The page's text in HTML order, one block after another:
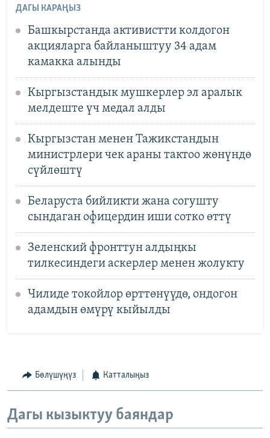
ДАГЫ КАРАҢЫЗ
Башкырстанда активистти колдогон
акцияларга байланыштуу 34 адам
камакка алынды
Кыргызстандык мушкерлер эл аралык
мелдеште үч медал алды
Кыргызстан менен Тажикстандын
министрлери чек араны тактоо жөнүндө
сүйлөштү
Беларуста бийликти жана согушту
сындаган офицердин иши сотко өттү
Зеленский фронттун алдыңкы
тилкесиндеги аскерлер менен жолукту
Чилиде токойлор өрттөнүүдө, ондогон
адамдын өмүрү кыйылды
Бөлүшүңүз Катталыңыз
Дагы кызыктуу баяндар